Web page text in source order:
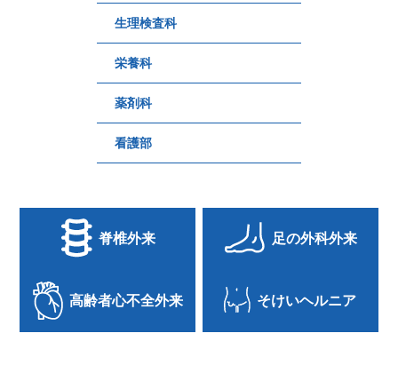
生理検査科
栄養科
薬剤科
看護部
脊椎外来 足の外科外来
高齢者心不全外来 そけいヘルニア